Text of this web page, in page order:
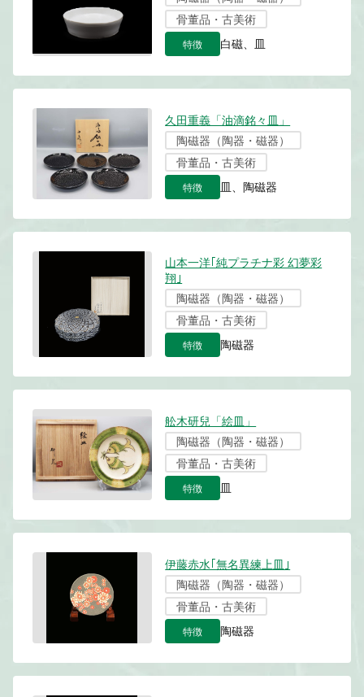
骨董品・古美術
特徴 白磁、皿
久田重義「油滴銘々皿」
陶磁器（陶器・磁器）
骨董品・古美術
特徴 皿、陶磁器
山本一洋｢純プラチナ彩 幻夢彩
翔｣
陶磁器（陶器・磁器）
骨董品・古美術
特徴 陶磁器
舩木研兒「絵皿」
陶磁器（陶器・磁器）
骨董品・古美術
特徴 皿
伊藤赤水｢無名異練上皿｣
陶磁器（陶器・磁器）
骨董品・古美術
特徴 陶磁器